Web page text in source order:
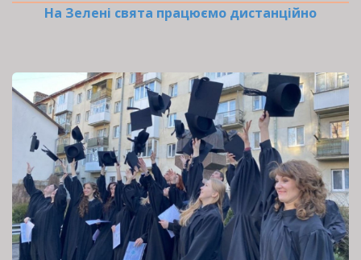
На Зелені свята працюємо дистанційно